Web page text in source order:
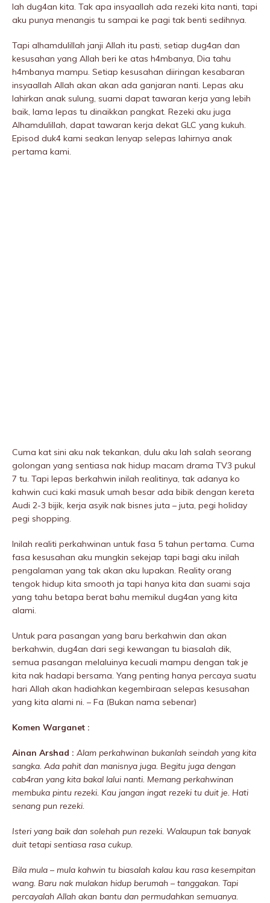
lah dug4an kita. Tak apa insyaallah ada rezeki kita nanti, tapi
aku punya menangis tu sampai ke pagi tak benti sedihnya.
Tapi alhamdulillah janji Allah itu pasti, setiap dug4an dan
kesusahan yang Allah beri ke atas h4mbanya, Dia tahu
h4mbanya mampu. Setiap kesusahan diiringan kesabaran
insyaallah Allah akan akan ada ganjaran nanti. Lepas aku
lahirkan anak sulung, suami dapat tawaran kerja yang lebih
baik, lama lepas tu dinaikkan pangkat. Rezeki aku juga
Alhamdulillah, dapat tawaran kerja dekat GLC yang kukuh.
Episod duk4 kami seakan lenyap selepas lahirnya anak
pertama kami.
Cuma kat sini aku nak tekankan, dulu aku lah salah seorang
golongan yang sentiasa nak hidup macam drama TV3 pukuI
7 tu. Tapi lepas berkahwin inilah realitinya, tak adanya ko
kahwin cuci kaki masuk umah besar ada bibik dengan kereta
Audi 2-3 bijik, kerja asyik nak bisnes juta – juta, pegi holiday
pegi shopping.
Inilah realiti perkahwinan untuk fasa 5 tahun pertama. Cuma
fasa kesusahan aku mungkin sekejap tapi bagi aku inilah
pengalaman yang tak akan aku lupakan. Reality orang
tengok hidup kita smooth ja tapi hanya kita dan suami saja
yang tahu betapa berat bahu memikuI dug4an yang kita
aIami.
Untuk para pasangan yang baru berkahwin dan akan
berkahwin, dug4an dari segi kewangan tu biasalah dik,
semua pasangan melaluinya kecuali mampu dengan tak je
kita nak hadapi bersama. Yang penting hanya percaya suatu
hari Allah akan hadiahkan kegembiraan selepas kesusahan
yang kita alami ni. – Fa (Bukan nama sebenar)
Komen Warganet :
Ainan Arshad : Alam perkahwinan bukanlah seindah yang kita
sangka. Ada pahit dan manisnya juga. Begitu juga dengan
cab4ran yang kita bakal lalui nanti. Memang perkahwinan
membuka pintu rezeki. Kau jangan ingat rezeki tu duit je. Hati
senang pun rezeki.
Isteri yang baik dan solehah pun rezeki. Walaupun tak banyak
duit tetapi sentiasa rasa cukup.
Bila mula – mula kahwin tu biasalah kalau kau rasa kesempitan
wang. Baru nak mulakan hidup berumah – tanggakan. Tapi
percayalah Allah akan bantu dan permudahkan semuanya.